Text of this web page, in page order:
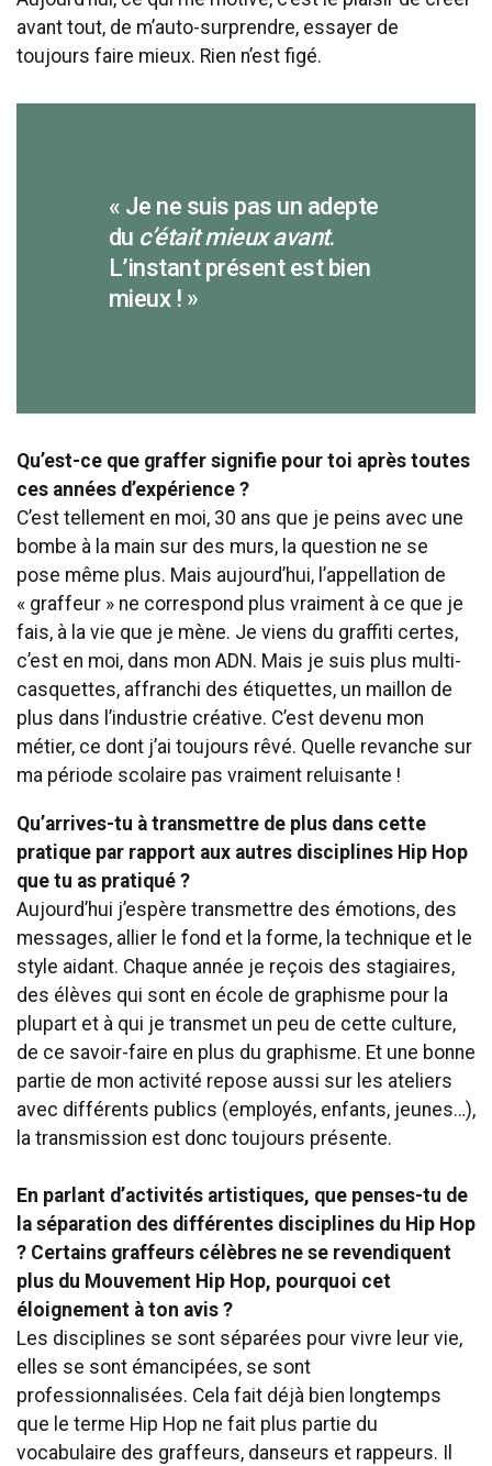
avant tout, de m’auto-surprendre, essayer de
toujours faire mieux. Rien n’est figé.
« Je ne suis pas un adepte
du c’était mieux avant.
L’instant présent est bien
mieux ! »
Qu’est-ce que graffer signifie pour toi après toutes
ces années d’expérience ?
C’est tellement en moi, 30 ans que je peins avec une
bombe à la main sur des murs, la question ne se
pose même plus. Mais aujourd’hui, l’appellation de
« graffeur » ne correspond plus vraiment à ce que je
fais, à la vie que je mène. Je viens du graffiti certes,
c’est en moi, dans mon ADN. Mais je suis plus multi-
casquettes, affranchi des étiquettes, un maillon de
plus dans l’industrie créative. C’est devenu mon
métier, ce dont j’ai toujours rêvé. Quelle revanche sur
ma période scolaire pas vraiment reluisante !
Qu’arrives-tu à transmettre de plus dans cette
pratique par rapport aux autres disciplines Hip Hop
que tu as pratiqué ?
Aujourd’hui j’espère transmettre des émotions, des
messages, allier le fond et la forme, la technique et le
style aidant. Chaque année je reçois des stagiaires,
des élèves qui sont en école de graphisme pour la
plupart et à qui je transmet un peu de cette culture,
de ce savoir-faire en plus du graphisme. Et une bonne
partie de mon activité repose aussi sur les ateliers
avec différents publics (employés, enfants, jeunes…),
la transmission est donc toujours présente.
En parlant d’activités artistiques, que penses-tu de
la séparation des différentes disciplines du Hip Hop
? Certains graffeurs célèbres ne se revendiquent
plus du Mouvement Hip Hop, pourquoi cet
éloignement à ton avis ?
Les disciplines se sont séparées pour vivre leur vie,
elles se sont émancipées, se sont
professionnalisées. Cela fait déjà bien longtemps
que le terme Hip Hop ne fait plus partie du
vocabulaire des graffeurs, danseurs et rappeurs. Il